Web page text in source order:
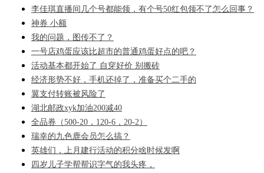
李佳琪直播间几个号都能领，有个号50红包领不了怎么回事？
神券 小额
我的问题，图传不了？
一号店鸡蛋应该比超市的普通鸡蛋好点的吧？
活动基本都开始了 自穿好价 别搬砖
经济形势不好，手机还掉了，准备买个二手的
翼支付转账被风险了
湖北邮政xyk加油200减40
全品券（500-20，120-6，20-2）
瑞幸的九色鹿会员怎么搞？
英雄们，上月建行活动的积分啥时候发啊
四岁儿子学帮帮识字气的我头疼，